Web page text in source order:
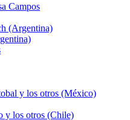
Campos
(Argentina)
y los otros (México)
y los otros (Chile)